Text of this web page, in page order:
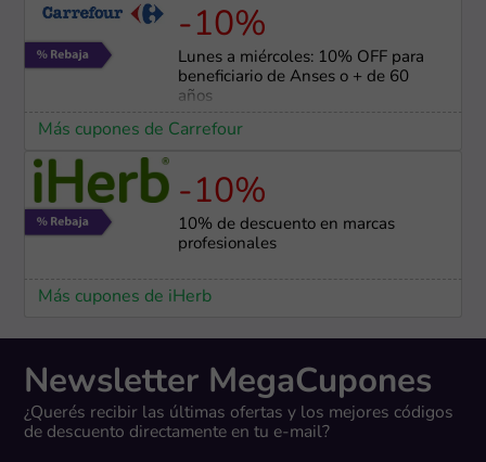
-10%
Lunes a miércoles: 10% OFF para
beneficiario de Anses o + de 60
años
Más cupones de Carrefour
-10%
10% de descuento en marcas
profesionales
Más cupones de iHerb
Newsletter MegaCupones
¿Querés recibir las últimas ofertas y los mejores códigos
de descuento directamente en tu e-mail?